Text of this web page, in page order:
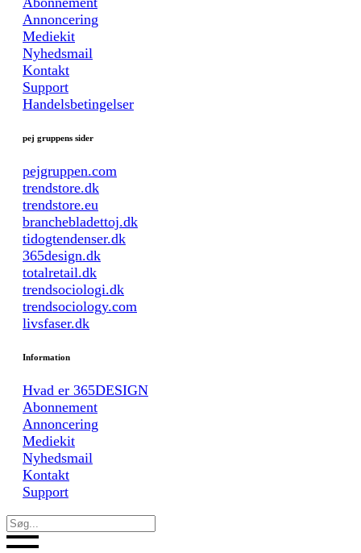
Annoncering
Mediekit
Nyhedsmail
Kontakt
Support
Handelsbetingelser
pej gruppens sider
pejgruppen.com
trendstore.dk
trendstore.eu
branchebladettoj.dk
tidogtendenser.dk
365design.dk
totalretail.dk
trendsociologi.dk
trendsociology.com
livsfaser.dk
Information
Hvad er 365DESIGN
Abonnement
Annoncering
Mediekit
Nyhedsmail
Kontakt
Support